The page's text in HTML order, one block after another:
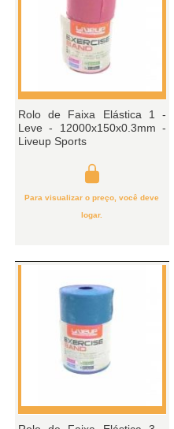
Rolo de Faixa Elástica 1 -
Leve - 12000x150x0.3mm -
Liveup Sports
Para visualizar o preço, você deve
logar.